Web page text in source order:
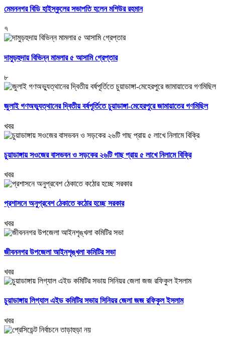
মেমননগর বিডি হাইস্কুলের সভাপতি হলেন মশিউর রহমান
৭
দামুড়হুদায় বিভিন্ন মামলার ৫ আসামি গ্রেপ্তার
৮
জুলাই গণঅভ্যুত্থানের দ্বিতীয় বর্ষপূর্তিতে চুয়াডাঙ্গা-মেহেরপুরে জামায়াতের গণমিছিল
খবর
চুয়াডাঙ্গায় সওজের বাসভবন ও সড়কের ২৬টি গাছ প্রায় ৫ লাখে নিলামে বিক্রি
খবর
প্রশাসনে অনুপ্রবেশ ঠেকাতে কঠোর হচ্ছে সরকার
খবর
জীবননগর উপজেলা আইনশৃঙ্খলা কমিটির সভা
খবর
চুয়াডাঙ্গায় লিগ্যাল এইড কমিটির সভায় সিনিয়র জেলা জজ রফিকুল ইসলাম
খবর